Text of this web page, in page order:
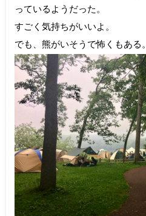
っているようだった。
すごく気持ちがいいよ。
でも、熊がいそうで怖くもある。